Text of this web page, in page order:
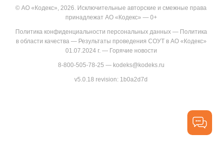
© АО «Кодекс», 2026. Исключительные авторские и смежные права
принадлежат АО «Кодекс» — 0+
Политика конфиденциальности персональных данных— Политика
в области качества— Результаты проведения СОУТ в АО «Кодекс»
01.07.2024 г.— Горячие новости
8-800-505-78-25 — kodeks@kodeks.ru
v5.0.18 revision: 1b0a2d7d